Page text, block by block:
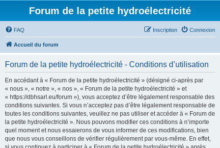
Forum de la petite hydroélectricité
FAQ Connexion
Inscription
Accueil du forum
Forum de la petite hydroélectricité - Conditions d’utilisation
En accédant à « Forum de la petite hydroélectricité » (désigné ci-après par
« nous », « notre », « nos », « Forum de la petite hydroélectricité » et
« https://dbhsarl.eu/forum »), vous acceptez d’être légalement responsable des
conditions suivantes. Si vous n’acceptez pas d’être légalement responsable de
toutes les conditions suivantes, veuillez ne pas utiliser et accéder à « Forum de
la petite hydroélectricité ». Nous pouvons modifier ces conditions à n’importe
quel moment et nous essaierons de vous informer de ces modifications, bien
que nous vous conseillons de vérifier régulièrement par vous-même. En effet,